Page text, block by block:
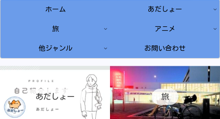
ホーム あだしょー
旅 アニメ
他ジャンル お問い合わせ
あだしょー 旅